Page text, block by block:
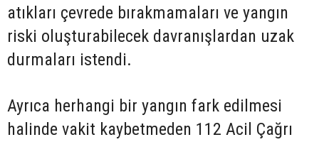
atıkları çevrede bırakmamaları ve yangın
riski oluşturabilecek davranışlardan uzak
durmaları istendi.
Ayrıca herhangi bir yangın fark edilmesi
halinde vakit kaybetmeden 112 Acil Çağrı